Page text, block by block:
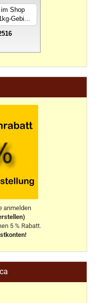
Shop
Gebi...
anmelden
5 % Rabatt.